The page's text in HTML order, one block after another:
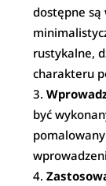
dostępne są
rustykalne,
charakteru
być